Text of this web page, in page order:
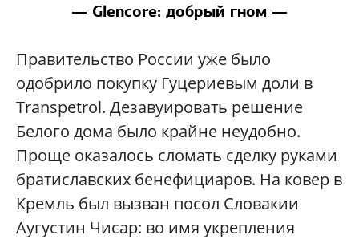
— Glencore: добрый гном —
Правительство России уже было
одобрило покупку Гуцериевым доли в
Transpetrol. Дезавуировать решение
Белого дома было крайне неудобно.
Проще оказалось сломать сделку руками
братиславских бенефициаров. На ковер в
Кремль был вызван посол Словакии
Аугустин Чисар: во имя укрепления